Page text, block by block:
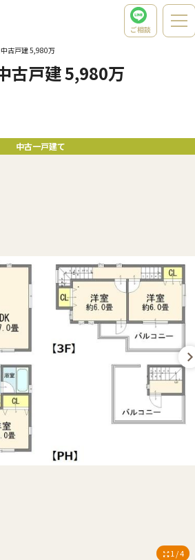
ご相談
古戸建 5,980万
古戸建 5,980万
中古一戸建て
1 / 4